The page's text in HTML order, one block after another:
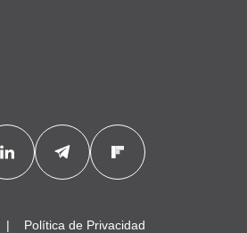
Política de Privacidad